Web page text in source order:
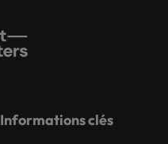
Informations clés